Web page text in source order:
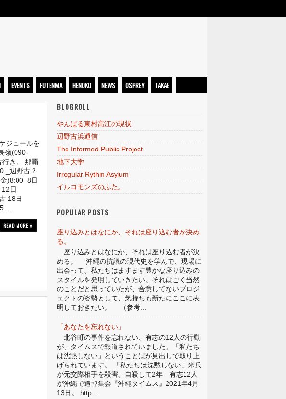
EVENTS FUTENMA HENOKO NEWS OSPREY TAKAE
ジュールを
嶺(090-
行き。 那覇
_辺野古 2
)8:00 8日
日
18日
...
READ MORE »
BLOGROLL
やんばる東村高江の現状
辺野古浜通信
The Informed-Public Project
地下大学
Irregular Rythm Asylum
イルコモンズのふた。
POPULAR POSTS
座り込みとはなにか、それは座り込む者が決め
る。
座り込みとはなにか、それは座り込む者が決
める。 沖縄の抗議の現代史を学んで、現場に
出会って、私たちはますます豊かな座り込みの
スタイルを発明していきたい。それはごく当然
のことだと思っていたが、合意してないプロジ
ェクトの姿勢として、気持ちも新たにここに表
明しておきたい。 （参考...
「あなたを忘れない」
北谷町の事件を忘れない、有志の12人の行動
が、タイムスで報道されていました。「私たち
は沈黙しない」ということばが見出しで取り上
げられています。 「私たちは沈黙しない」米兵
が元交際相手を殺害、自殺して2年 有志12人
が沖縄で追悼集会『沖縄タイムス』2021年4月
13日。 http...